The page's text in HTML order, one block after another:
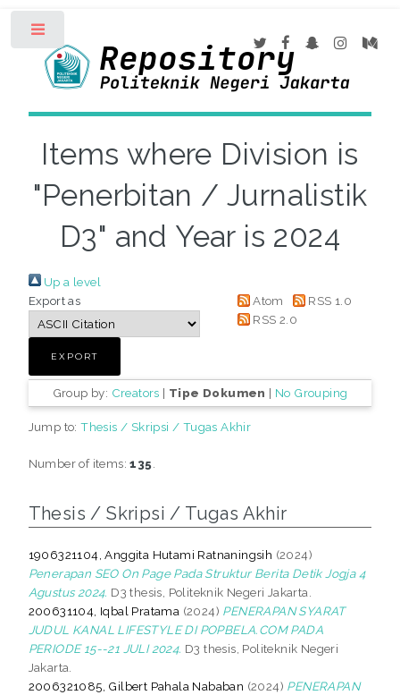
Items where Division is
"Penerbitan / Jurnalistik
D3" and Year is 2024
Up a level
Export as
Atom
RSS 1.0
RSS 2.0
Group by: Creators | Tipe Dokumen | No Grouping
Jump to:Thesis / Skripsi / Tugas Akhir
Number of items:135
Thesis / Skripsi / Tugas Akhir
1906321104, Anggita Hutami Ratnaningsih (2024)
Penerapan SEO On Page Pada Struktur Berita Detik Jogja 4
Agustus 2024. D3 thesis, Politeknik Negeri Jakarta.
200631104, Iqbal Pratama (2024) PENERAPAN SYARAT
JUDUL KANAL LIFESTYLE DI POPBELA.COM PADA
PERIODE 15--21 JULI 2024. D3 thesis, Politeknik Negeri
Jakarta.
2006321085, Gilbert Pahala Nababan (2024) PENERAPAN